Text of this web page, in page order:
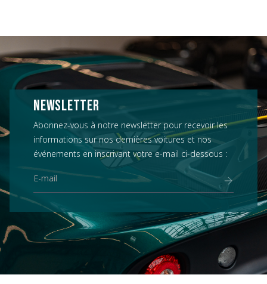
NEWSLETTER
Abonnez-vous à notre newsletter pour recevoir les
informations sur nos dernières voitures et nos
événements en inscrivant votre e-mail ci-dessous :